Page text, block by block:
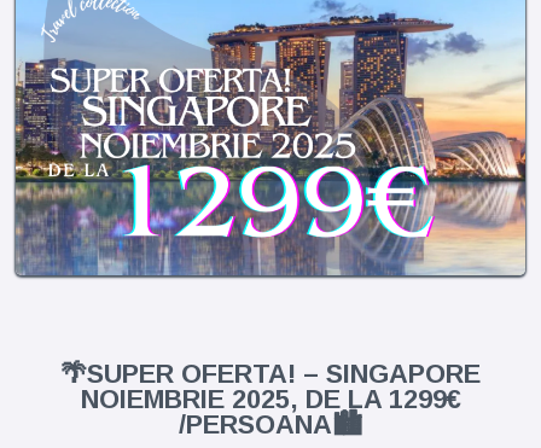
🌴SUPER OFERTA! – SINGAPORE
NOIEMBRIE 2025, DE LA 1299€
/PERSOANA🏙️